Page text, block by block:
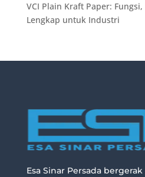
VCI Plain Kraft Paper:
Lengkap untuk Industri
Esa Sinar Persada